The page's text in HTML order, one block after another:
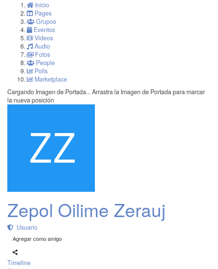
Inicio
Pages
Grupos
Eventos
Videos
Audio
Fotos
People
Polls
Marketplace
Cargando Imagen de Portada... Arrastra la Imagen de Portada para marcar
la nueva posición
Zepol Oilime Zerauj
Usuario
Agregar como amigo
Timeline